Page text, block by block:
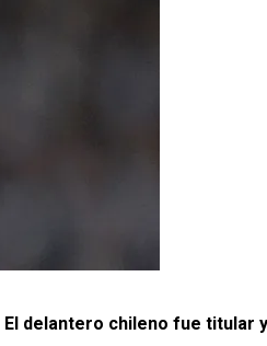
El delantero chileno fue titular